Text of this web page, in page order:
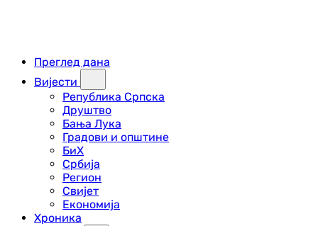
Преглед дана
Вијести
Република Српска
Друштво
Бања Лука
Градови и општине
БиХ
Србија
Регион
Свијет
Економија
Хроника